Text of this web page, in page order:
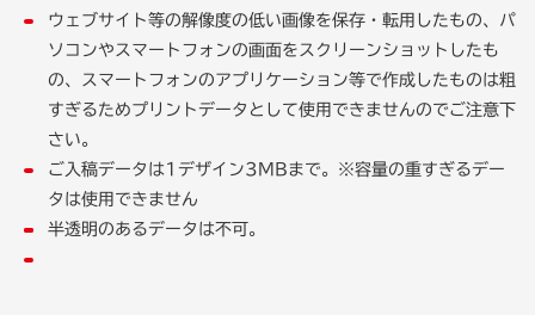
ウェブサイト等の解像度の低い画像を保存・転用したもの、パ
ソコンやスマートフォンの画面をスクリーンショットしたも
の、スマートフォンのアプリケーション等で作成したものは粗
すぎるためプリントデータとして使用できませんのでご注意下
さい。
ご入稿データは1デザイン3MBまで。※容量の重すぎるデー
タは使用できません
半透明のあるデータは不可。